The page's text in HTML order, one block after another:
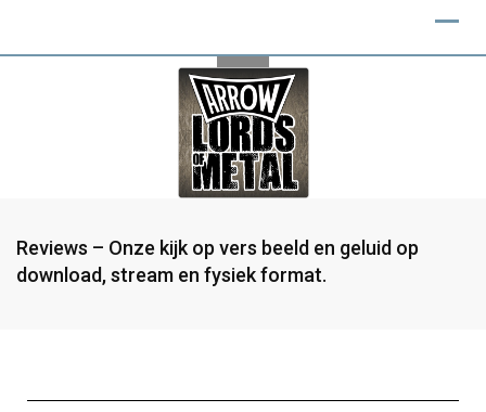
Reviews – Onze kijk op vers beeld en geluid op
download, stream en fysiek format.